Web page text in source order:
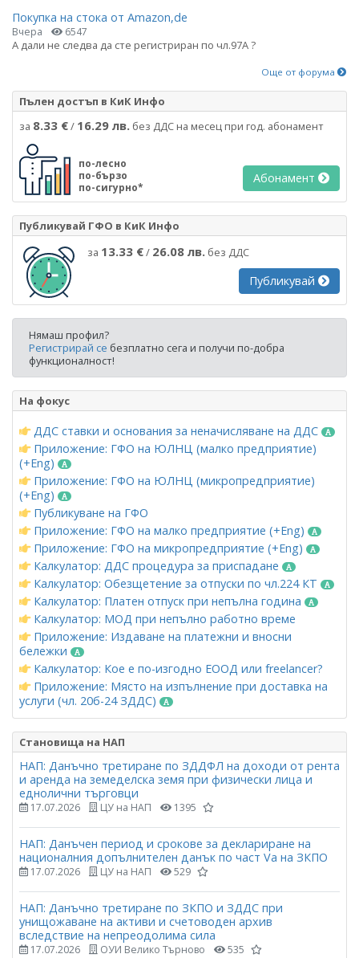
Покупка на стока от Amazon,de
Вчера 6547
А дали не следва да сте регистриран по чл.97А ?
Още от форума
Пълен достъп в КиК Инфо
за 8.33 €/ 16.29 лв. без ДДС на месец при год. абонамент
по-лесно
по-бързо
по-сигурно*
Абонамент
Публикувай ГФО в КиК Инфо
за 13.33 €/ 26.08 лв. без ДДС
Публикувай
Нямаш профил?
Регистрирай се безплатно сега и получи по-добра
функционалност!
На фокус
ДДС ставки и основания за неначисляване на ДДС
Приложение: ГФО на ЮЛНЦ (малко предприятие)
(+Eng)
Приложение: ГФО на ЮЛНЦ (микропредприятие)
(+Eng)
Публикуване на ГФО
Приложение: ГФО на малко предприятие (+Eng)
Приложение: ГФО на микропредприятие (+Eng)
Калкулатор: ДДС процедура за приспадане
Калкулатор: Обезщетение за отпуски по чл.224 КТ
Калкулатор: Платен отпуск при непълна година
Калкулатор: МОД при непълно работно време
Приложение: Издаване на платежни и вносни
бележки
Калкулатор: Кое е по-изгодно ЕООД или freelancer?
Приложение: Място на изпълнение при доставка на
услуги (чл. 20б-24 ЗДДС)
Становища на НАП
НАП: Данъчно третиране по ЗДДФЛ на доходи от рента
и аренда на земеделска земя при физически лица и
еднолични търговци
17.07.2026 ЦУ на НАП 1395
НАП: Данъчен период и срокове за деклариране на
националния допълнителен данък по част Vа на ЗКПО
17.07.2026 ЦУ на НАП 529
НАП: Данъчно третиране по ЗКПО и ЗДДС при
унищожаване на активи и счетоводен архив
вследствие на непреодолима сила
17.07.2026 ОУИ Велико Търново 535